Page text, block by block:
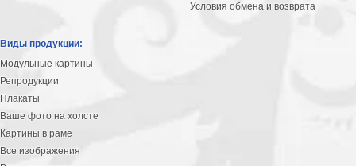
Условия обмена и возврата
Виды продукции:
Модульные картины
Репродукции
Плакаты
Ваше фото на холсте
Картины в раме
Все изображения